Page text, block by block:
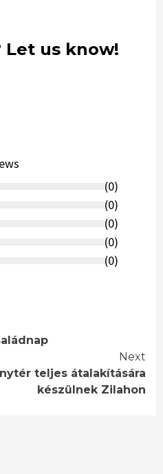
Let us know!
(0)
(0)
(0)
(0)
(0)
Next
teljes átalakítására
készülnek Zilahon